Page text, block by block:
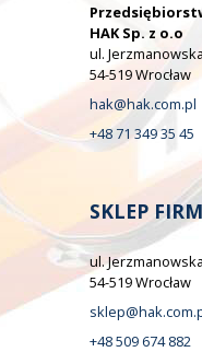
HAK Sp. z o.o
ul.
54-519 Wrocław
hak@hak.com.pl
+48 71 349 35 45
SKLEP
ul.
54-519 Wrocław
+48 509 674 882